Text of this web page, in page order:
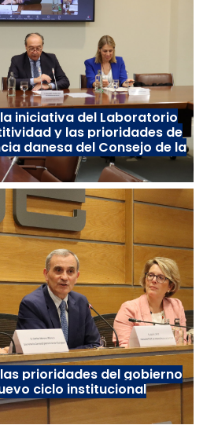
la iniciativa del Laboratorio
y las prioridades de
danesa del Consejo de la
prioridades del gobierno
ciclo institucional